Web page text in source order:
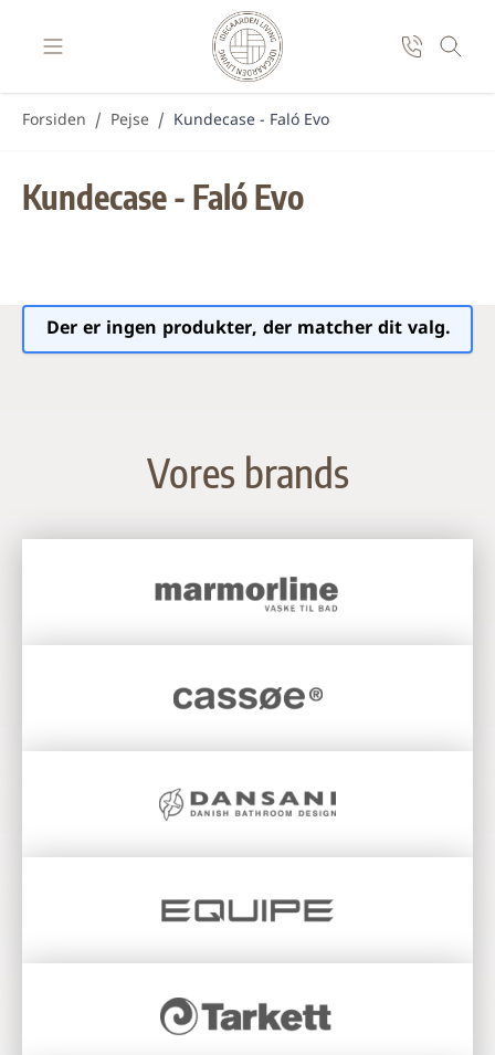
Forsiden / Pejse / Kundecase - Faló Evo
Kundecase - Faló Evo
Der er ingen produkter, der matcher dit valg.
Vores brands